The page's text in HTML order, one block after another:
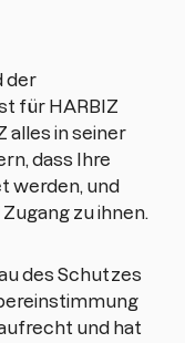
der
für HARBIZ
alles in seiner
dass Ihre
werden, und
zu ihnen.
des Schutzes
und hat